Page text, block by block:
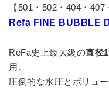
【501・502・404・407
Refa FINE BUBBLE
ReFa史上最大級の直径
用。
圧倒的な水圧とボリュ